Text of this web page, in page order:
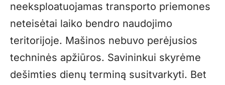
neeksploatuojamas transporto priemones
neteisėtai laiko bendro naudojimo
teritorijoje. Mašinos nebuvo perėjusios
techninės apžiūros. Savininkui skyrėme
dešimties dienų terminą susitvarkyti. Bet